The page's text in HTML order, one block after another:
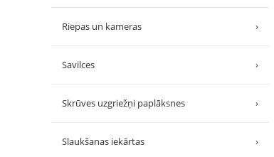
Riepas un kameras ›
Savilces ›
Skrūves uzgriežņi paplāksnes ›
Slaukšanas iekārtas ›